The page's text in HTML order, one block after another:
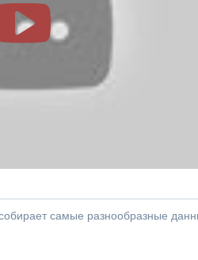
самые разнообразные